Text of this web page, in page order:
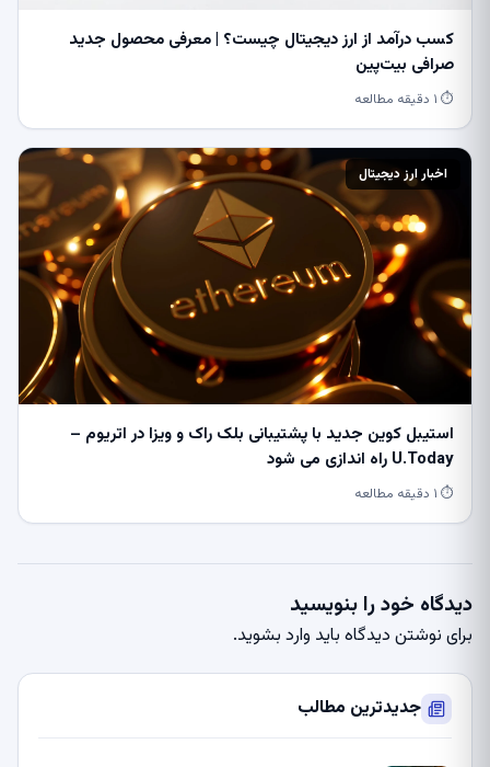
کسب درآمد از ارز دیجیتال چیست؟ | معرفی محصول جدید
صرافی بیت‌پین
⏱ ۱ دقیقه مطالعه
اخبار ارز دیجیتال
استیبل کوین جدید با پشتیبانی بلک راک و ویزا در اتریوم –
U.Today راه اندازی می شود
⏱ ۱ دقیقه مطالعه
دیدگاه خود را بنویسید
برای نوشتن دیدگاه باید وارد بشوید.
جدیدترین مطالب